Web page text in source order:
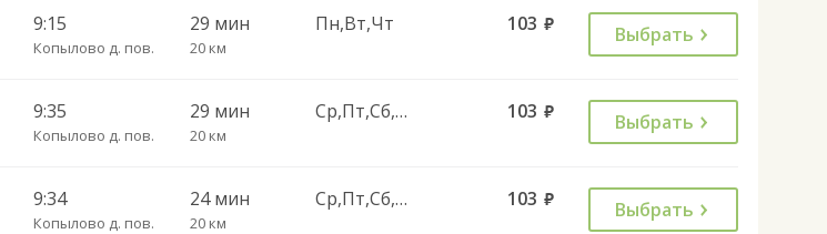
9:15
Копылово д. пов.
29 мин
20 км
Пн,Вт,Чт 103 руб. Выбрать
9:35
Копылово д. пов.
29 мин
20 км
Ср,Пт,Сб,Вс 103 руб. Выбрать
9:34
Копылово д. пов.
24 мин
20 км
Ср,Пт,Сб,Вс 103 руб. Выбрать